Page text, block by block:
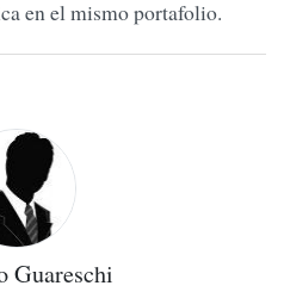
en el mismo portafolio.
Guareschi